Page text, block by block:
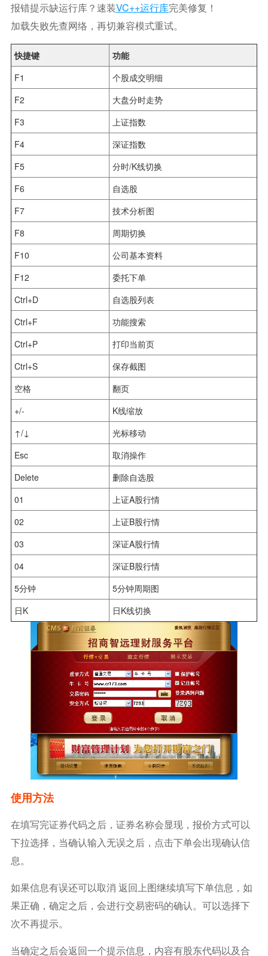
报错提示缺运行库？速装VC++运行库完美修复！
加载失败先查网络，再切兼容模式重试。
快捷键
功能
F1
个股成交明细
F2
大盘分时走势
F3
上证指数
F4
深证指数
F5
分时/K线切换
F6
自选股
F7
技术分析图
F8
周期切换
F10
公司基本资料
F12
委托下单
Ctrl+D
自选股列表
Ctrl+F
功能搜索
Ctrl+P
打印当前页
Ctrl+S
保存截图
空格
翻页
+/-
K线缩放
↑/↓
光标移动
Esc
取消操作
Delete
删除自选股
01
上证A股行情
02
上证B股行情
03
深证A股行情
04
深证B股行情
5分钟
5分钟周期图
日K
日K线切换
使用方法
在填写完证券代码之后，证券名称会显现，报价方式可以
下拉选择，当确认输入无误之后，点击下单会出现确认信
息。
如果信息有误还可以取消 返回上图继续填写下单信息，如
果正确，确定之后，会进行交易密码的确认。可以选择下
次不再提示。
当确定之后会返回一个提示信息，内容有股东代码以及合